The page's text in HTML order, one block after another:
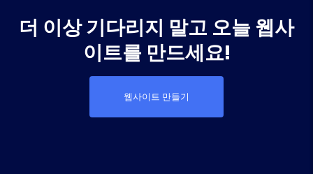
더 이상 기다리지 말고 오늘 웹사
이트를 만드세요!
웹사이트 만들기